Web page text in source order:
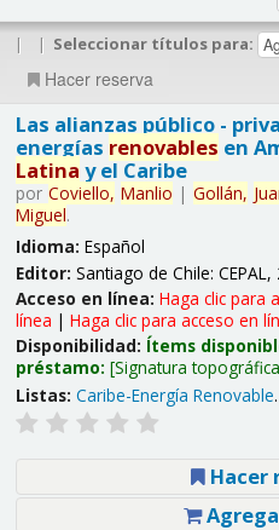
| | Seleccionar títulos para:
Hacer reserva
Las alianzas público -
energías renovables en
Latina y el Caribe
por Coviello, Manlio | Gollán,
Miguel.
Idioma: Español
Editor: Santiago de Chile: CEPAL,
Acceso en línea: Haga clic para
línea | Haga clic para acceso en
Disponibilidad: Ítems
préstamo: Signatura
Listas: Caribe-Energía Renovable.
Hacer